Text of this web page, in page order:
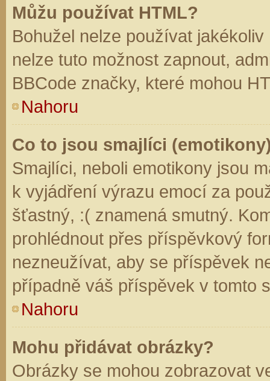
Můžu používat HTML?
Bohužel nelze používat
nelze tuto možnost zapnout,
BBCode značky, které mohou
Nahoru
Co to jsou smajlíci
Smajlíci, neboli emotikony jsou
k vyjádření výrazu emocí za
šťastný, :( znamená smutný.
prohlédnout přes příspěvkový
nezneužívat, aby se příspěvek
případně váš příspěvek v tomto
Nahoru
Mohu přidávat obrázky?
Obrázky se mohou zobrazovat